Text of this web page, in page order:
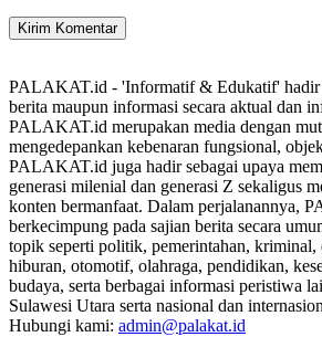
PALAKAT.id - 'Informatif & Edukatif' hadir
berita maupun informasi secara aktual dan
PALAKAT.id merupakan media dengan
mengedepankan kebenaran fungsional,
PALAKAT.id juga hadir sebagai upaya
generasi milenial dan generasi Z sekaligus
konten bermanfaat. Dalam perjalanannya,
berkecimpung pada sajian berita secara
topik seperti politik, pemerintahan,
hiburan, otomotif, olahraga, pendidikan,
budaya, serta berbagai informasi peristiwa
Sulawesi Utara serta nasional dan
Hubungi kami: admin@palakat.id